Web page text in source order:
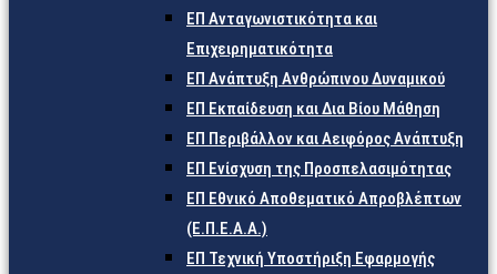
ΕΠ Ανταγωνιστικότητα και
Επιχειρηματικότητα
ΕΠ Ανάπτυξη Ανθρώπινου Δυναμικού
ΕΠ Εκπαίδευση και Δια Βίου Μάθηση
ΕΠ Περιβάλλον και Αειφόρος Ανάπτυξη
ΕΠ Ενίσχυση της Προσπελασιμότητας
ΕΠ Εθνικό Αποθεματικό Απροβλέπτων
(Ε.Π.Ε.Α.Α.)
ΕΠ Τεχνική Υποστήριξη Εφαρμογής